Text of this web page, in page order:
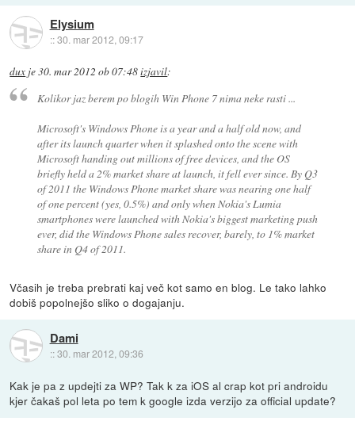
Elysium
::30. mar 2012, 09:17
dux je30. mar 2012 ob 07:48izjavil:
Kolikor jaz berem po blogih Win Phone 7 nima neke rasti ...
Microsoft's Windows Phone is a year and a half old now, and
after its launch quarter when it splashed onto the scene with
Microsoft handing out millions of free devices, and the OS
briefly held a 2% market share at launch, it fell ever since. By Q3
of 2011 the Windows Phone market share was nearing one half
of one percent (yes, 0.5%) and only when Nokia's Lumia
smartphones were launched with Nokia's biggest marketing push
ever, did the Windows Phone sales recover, barely, to 1% market
share in Q4 of 2011.
Včasih je treba prebrati kaj več kot samo en blog. Le tako lahko
dobiš popolnejšo sliko o dogajanju.
Dami
::30. mar 2012, 09:36
Kak je pa z updejti za WP? Tak k za iOS al crap kot pri androidu
kjer čakaš pol leta po tem k google izda verzijo za official update?